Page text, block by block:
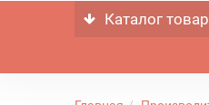
Каталог